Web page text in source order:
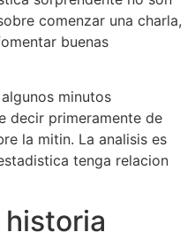
comenzar una charla,
buenas
minutos
decir primeramente de
la mitin. La analisis es
tenga relacion